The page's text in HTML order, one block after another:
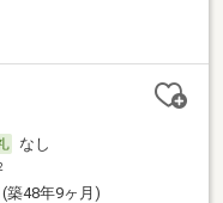
なし
築48年9ヶ月)